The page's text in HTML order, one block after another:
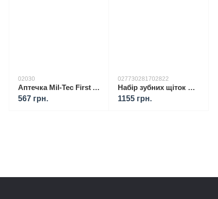
02030
Аптечка Mil-Tec First Aid Kit Small Olive
567 грн.
027730281702822
Набір зубних щіток Curaprox CS 5460/3 + ополіскувач ELMEX Sensitive Original + паста Zendium Sensitive
1155 грн.